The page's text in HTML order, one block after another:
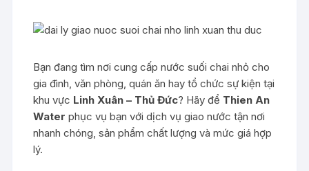
Bạn đang tìm nơi cung cấp nước suối chai nhỏ cho
gia đình, văn phòng, quán ăn hay tổ chức sự kiện tại
khu vực Linh Xuân – Thủ Đức? Hãy để Thien An
Water phục vụ bạn với dịch vụ giao nước tận nơi
nhanh chóng, sản phẩm chất lượng và mức giá hợp
lý.